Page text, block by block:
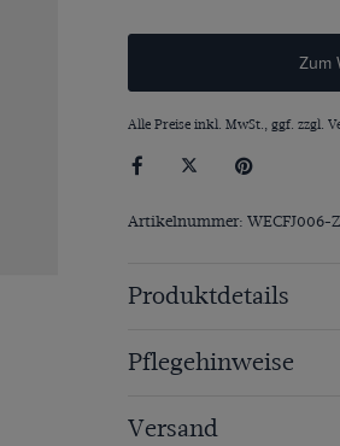
Zum
Alle Preise inkl. MwSt., ggf. zzgl.
Artikelnummer: WECFJ006-
Produktdetails
Pflegehinweise
Versand